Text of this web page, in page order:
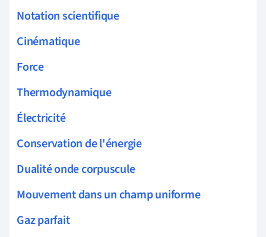
Notation scientifique
Cinématique
Force
Thermodynamique
Électricité
Conservation de l'énergie
Dualité onde corpuscule
Mouvement dans un champ uniforme
Gaz parfait